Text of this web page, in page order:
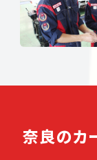
奈良のカ